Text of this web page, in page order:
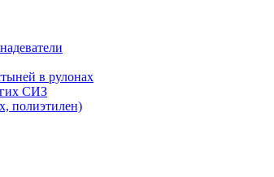
в рулонах
СИЗ
полиэтилен)